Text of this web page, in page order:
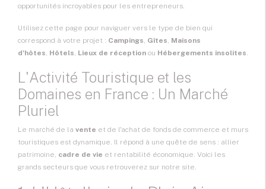
opportunités incroyables pour les entrepreneurs.
Utilisez cette page pour naviguer vers le type de bien qui
correspond à votre projet : Campings, Gîtes, Maisons
d'hôtes, Hôtels, Lieux de réception ou Hébergements insolites.
L'Activité Touristique et les
Domaines en France : Un Marché
Pluriel
Le marché de la vente et de l'achat de fonds de commerce et murs
touristiques est dynamique. Il répond à une quête de sens : allier
patrimoine, cadre de vie et rentabilité économique. Voici les
grands secteurs que vous retrouverez sur notre site.